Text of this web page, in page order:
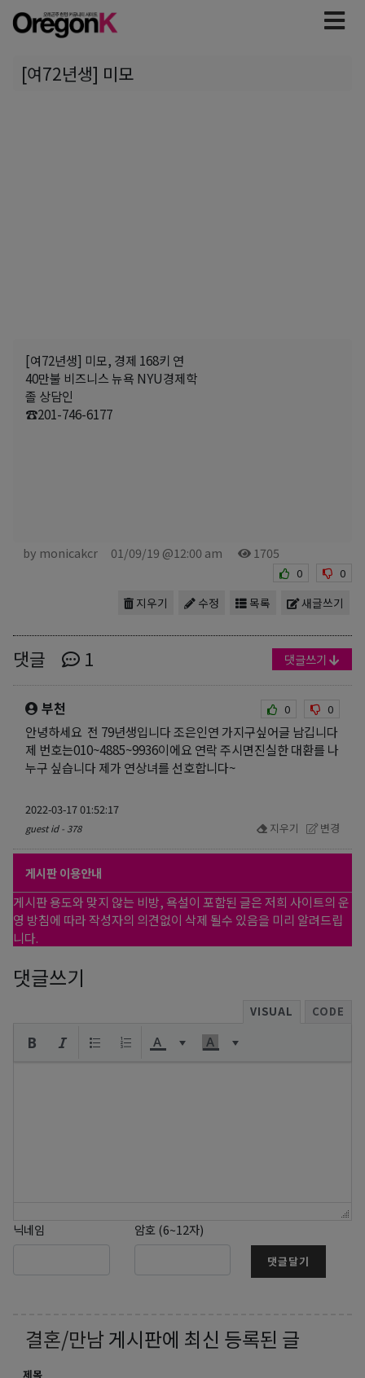
[여72년생] 미모
[여72년생] 미모, 경제 168키 연
40만불 비즈니스 뉴욕 NYU경제학
졸 상담인
☎201-746-6177
by monicakcr 01/09/19 @12:00 am 1705
0 0
새글쓰기
목록
수정
지우기
댓글 1 댓글쓰기
부천 0 0
안녕하세요 전 79년생입니다 조은인연 가지구싶어글 남깁니다
제 번호는010~4885~9936이에요 연락 주시면진실한 대환를 나
누구 싶습니다 제가 연상녀를 선호합니다~
2022-03-17 01:52:17
guest id - 378 지우기 변경
게시판 이용안내
게시판 용도와 맞지 않는 비방, 욕설이 포함된 글은 저희 사이트의 운
영 방침에 따라 작성자의 의견없이 삭제 될수 있음을 미리 알려드립
니다.
댓글쓰기
VISUAL CODE
닉네임 암호 (6~12자)
댓글달기
결혼/만남 게시판에 최신 등록된 글
제목